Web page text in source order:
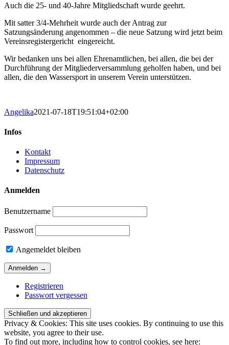
Auch die 25- und 40-Jahre Mitgliedschaft wurde geehrt.
Mit satter 3/4-Mehrheit wurde auch der Antrag zur
Satzungsänderung angenommen – die neue Satzung wird jetzt beim
Vereinsregistergericht eingereicht.
Wir bedanken uns bei allen Ehrenamtlichen, bei allen, die bei der
Durchführung der Mitgliederversammlung geholfen haben, und bei
allen, die den Wassersport in unserem Verein unterstützen.
Angelika2021-07-18T19:51:04+02:00
Infos
Kontakt
Impressum
Datenschutz
Anmelden
Benutzername
Passwort
Angemeldet bleiben
Registrieren
Passwort vergessen
Privacy & Cookies: This site uses cookies. By continuing to use this
website, you agree to their use.
To find out more, including how to control cookies, see here: